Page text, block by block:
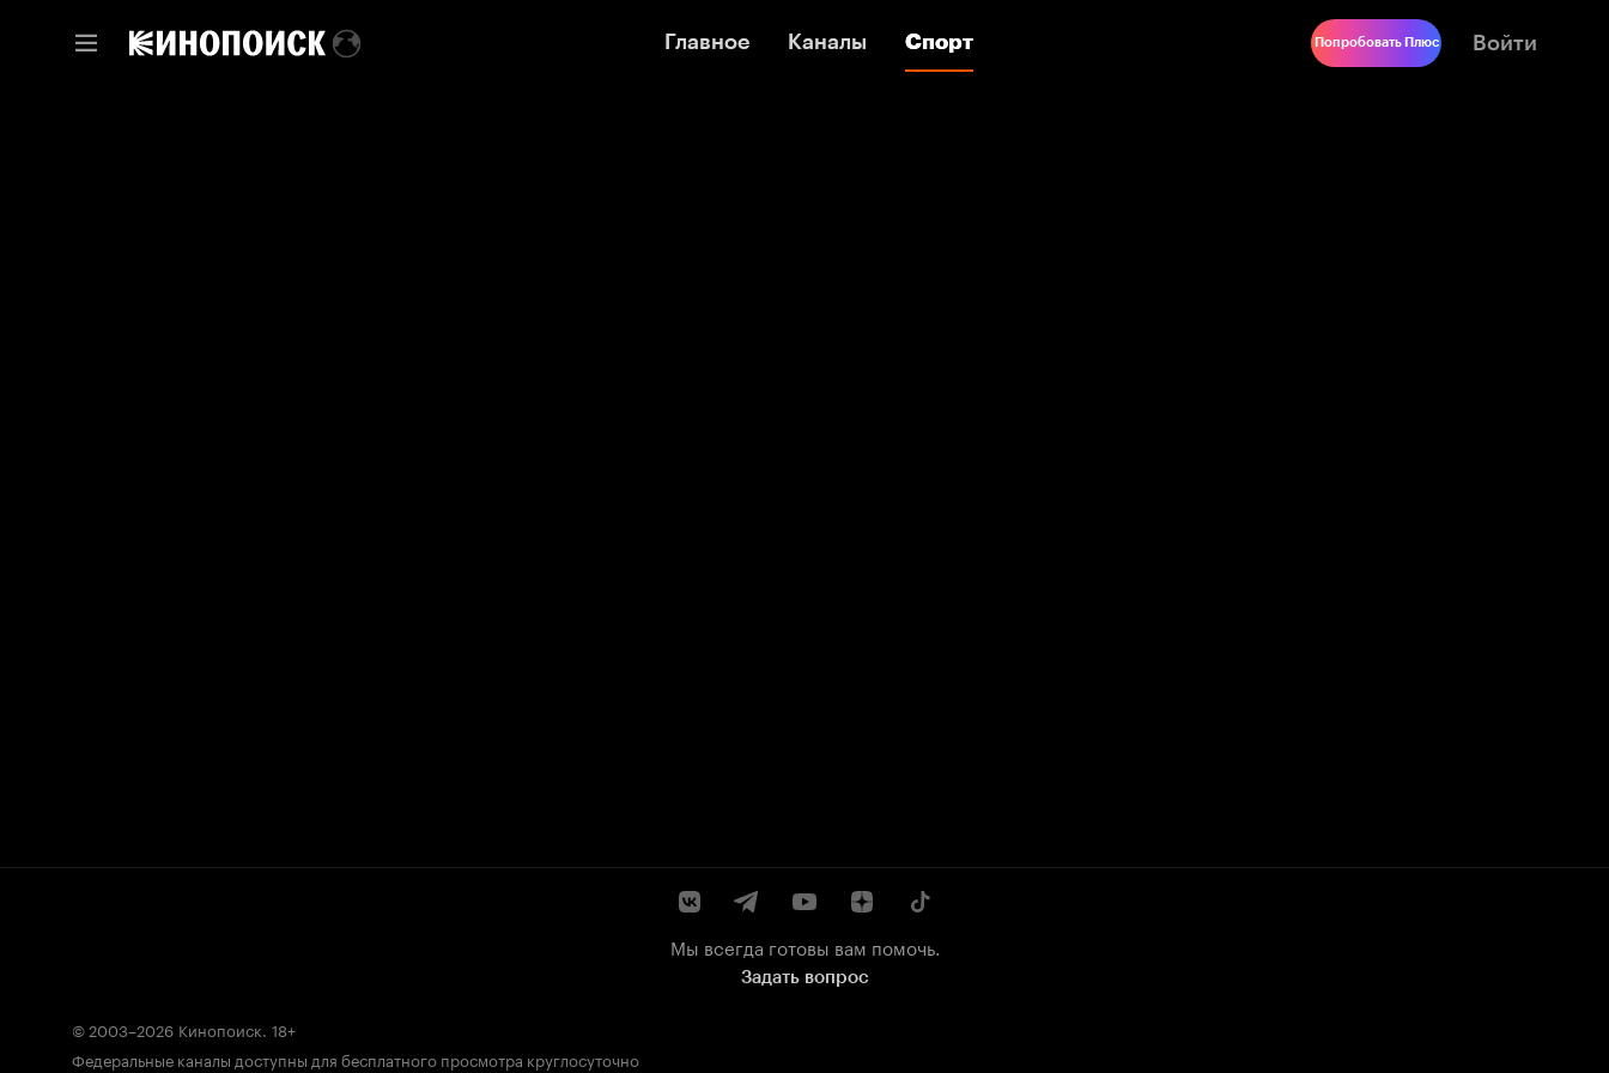
Главное Каналы Спорт
Главное Каналы Спорт Попробовать Плюс Войти
Мы всегда готовы вам помочь.
Задать вопрос
© 2003–2026 Кинопоиск. 18+
Федеральные каналы доступны для бесплатного просмотра круглосуточно